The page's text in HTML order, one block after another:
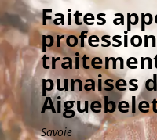
Faites
punaises
Savoie